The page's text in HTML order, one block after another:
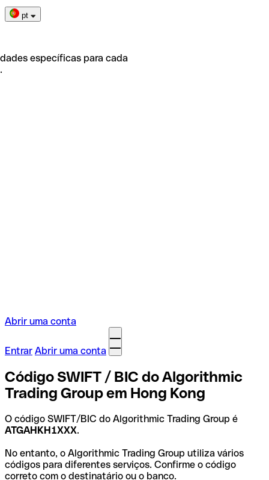
pt
específicas para cada
Abrir uma conta
Entrar Abrir uma conta
Código SWIFT / BIC do Algorithmic
Trading Group em Hong Kong
O código SWIFT/BIC do Algorithmic Trading Group é
ATGAHKH1XXX.
No entanto, o Algorithmic Trading Group utiliza vários
códigos para diferentes serviços. Confirme o código
correto com o destinatário ou o banco.